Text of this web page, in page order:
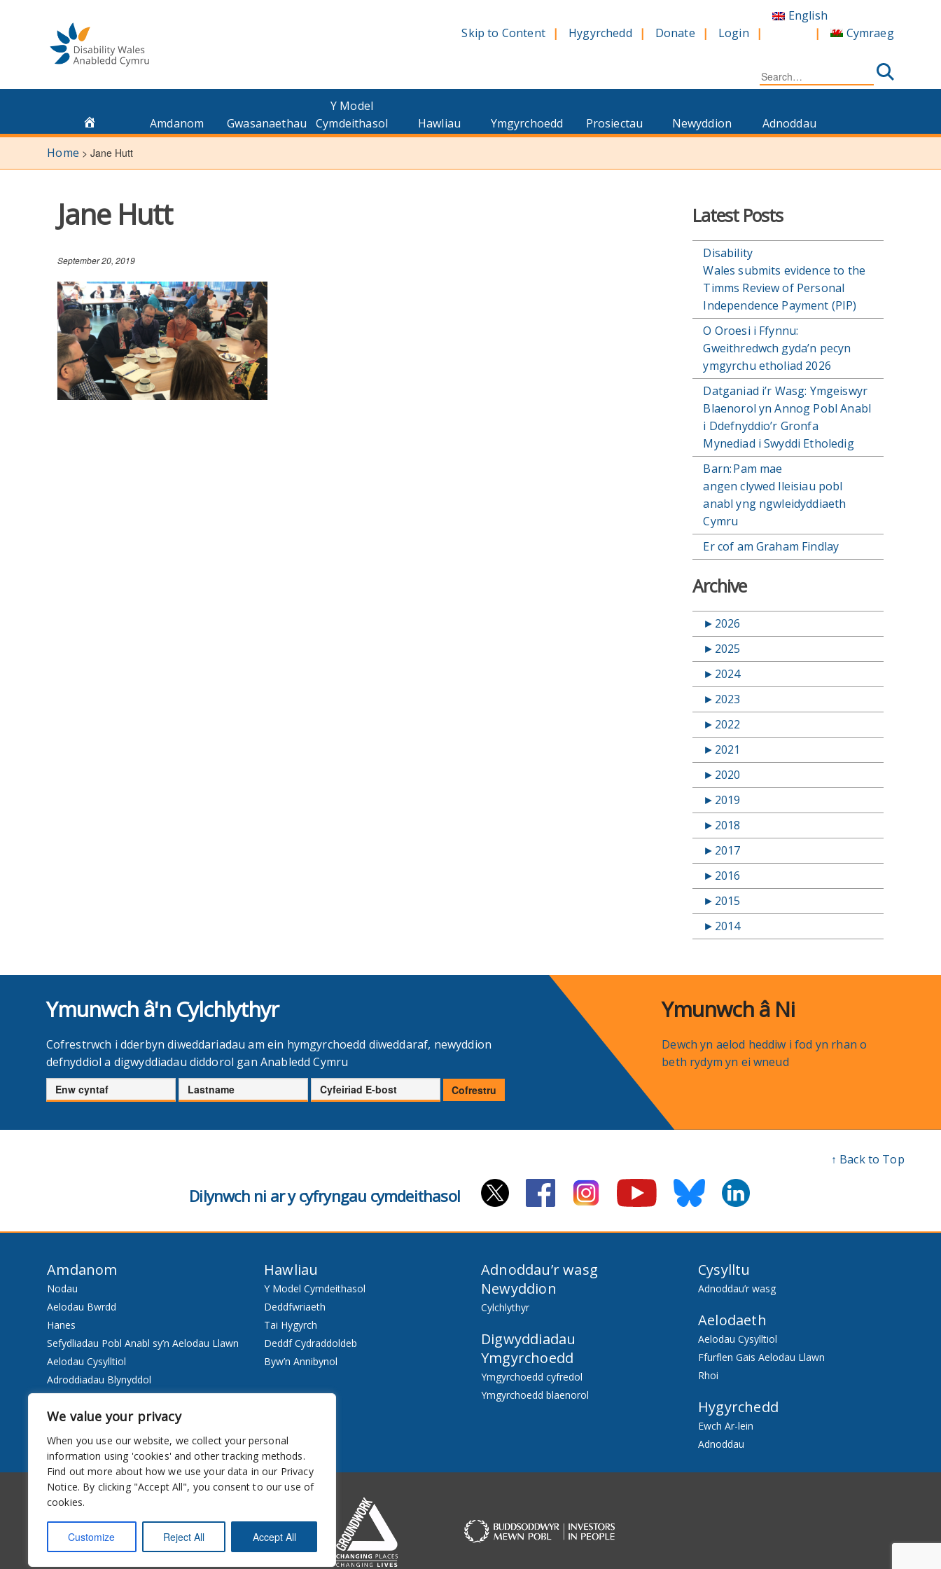
We value your privacy
When you use our website, we collect your personal
information using 'cookies' and other tracking methods.
Find out more about how we use your data in our Privacy
Notice. By clicking "Accept All", you consent to our use of
cookies.
Customize Reject All Accept All
Skip to Content Hygyrchedd Donate Login
English
Cymraeg
Search
for:
Amdanom Gwasanaethau
Y Model
Cymdeithasol
Hawliau Ymgyrchoedd Prosiectau Newyddion
Adnoddau
Home > Jane Hutt
Jane Hutt
September 20, 2019
Latest Posts
Disability
Wales submits evidence to the
Timms Review of Personal
Independence Payment (PIP)
O Oroesi i Ffynnu:
Gweithredwch gyda’n pecyn
ymgyrchu etholiad 2026
Datganiad i’r Wasg: Ymgeiswyr
Blaenorol yn Annog Pobl Anabl
i Ddefnyddio’r Gronfa
Mynediad i Swyddi Etholedig
Barn: Pam mae
angen clywed lleisiau pobl
anabl yng ngwleidyddiaeth
Cymru
Er cof am Graham Findlay
Archive
► 2026
► 2025
► 2024
► 2023
► 2022
► 2021
► 2020
► 2019
► 2018
► 2017
► 2016
► 2015
► 2014
Ymunwch â'n Cylchlythyr
Cofrestrwch i dderbyn diweddariadau am ein hymgyrchoedd diweddaraf, newyddion
defnyddiol a digwyddiadau diddorol gan Anabledd Cymru
Enw
cyntaf
Cyfenw
Cyfeiriad
E-
Cofrestru
Ymunwch â Ni
Dewch yn aelod heddiw i fod yn rhan o
beth rydym yn ei wneud
↑ Back to Top
Dilynwch ni ar y cyfryngau cymdeithasol
Amdanom
Nodau
Aelodau Bwrdd
Hanes
Sefydliadau Pobl Anabl sy’n Aelodau Llawn
Aelodau Cysylltiol
Adroddiadau Blynyddol
Staff
Pwy ydyn ni
Gwasanaethau
Hawliau
Y Model Cymdeithasol
Deddfwriaeth
Tai Hygyrch
Deddf Cydraddoldeb
Byw’n Annibynol
Adnoddau’r wasg
Newyddion
Cylchlythyr
Digwyddiadau
Ymgyrchoedd
Ymgyrchoedd cyfredol
Ymgyrchoedd blaenorol
Cysylltu
Adnoddau’r wasg
Aelodaeth
Aelodau Cysylltiol
Ffurflen Gais Aelodau Llawn
Rhoi
Hygyrchedd
Ewch Ar-lein
Adnoddau
Hygyrchedd Cylchlythyr